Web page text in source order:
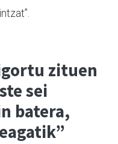
zituen
sei
batera,